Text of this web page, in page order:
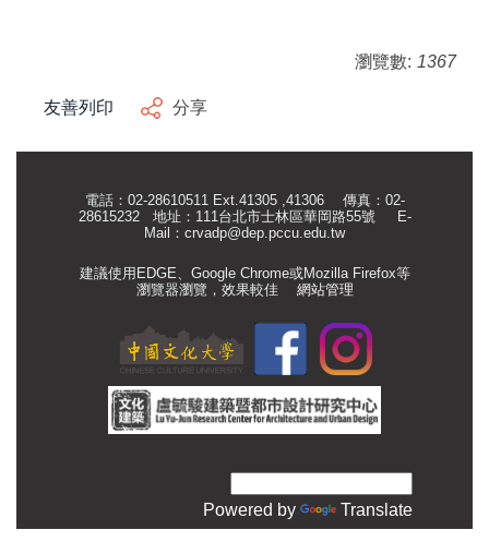
瀏覽數: 1367
友善列印 分享
電話：02-28610511 Ext.41305 ,41306 傳真：02-
28615232 地址：111台北市士林區華岡路55號
E-
Mail： crvadp@dep.pccu.edu.tw
建議使用EDGE、Google Chrome或Mozilla Firefox等
瀏覽器瀏覽，效果較佳 網站管理
Powered by Translate